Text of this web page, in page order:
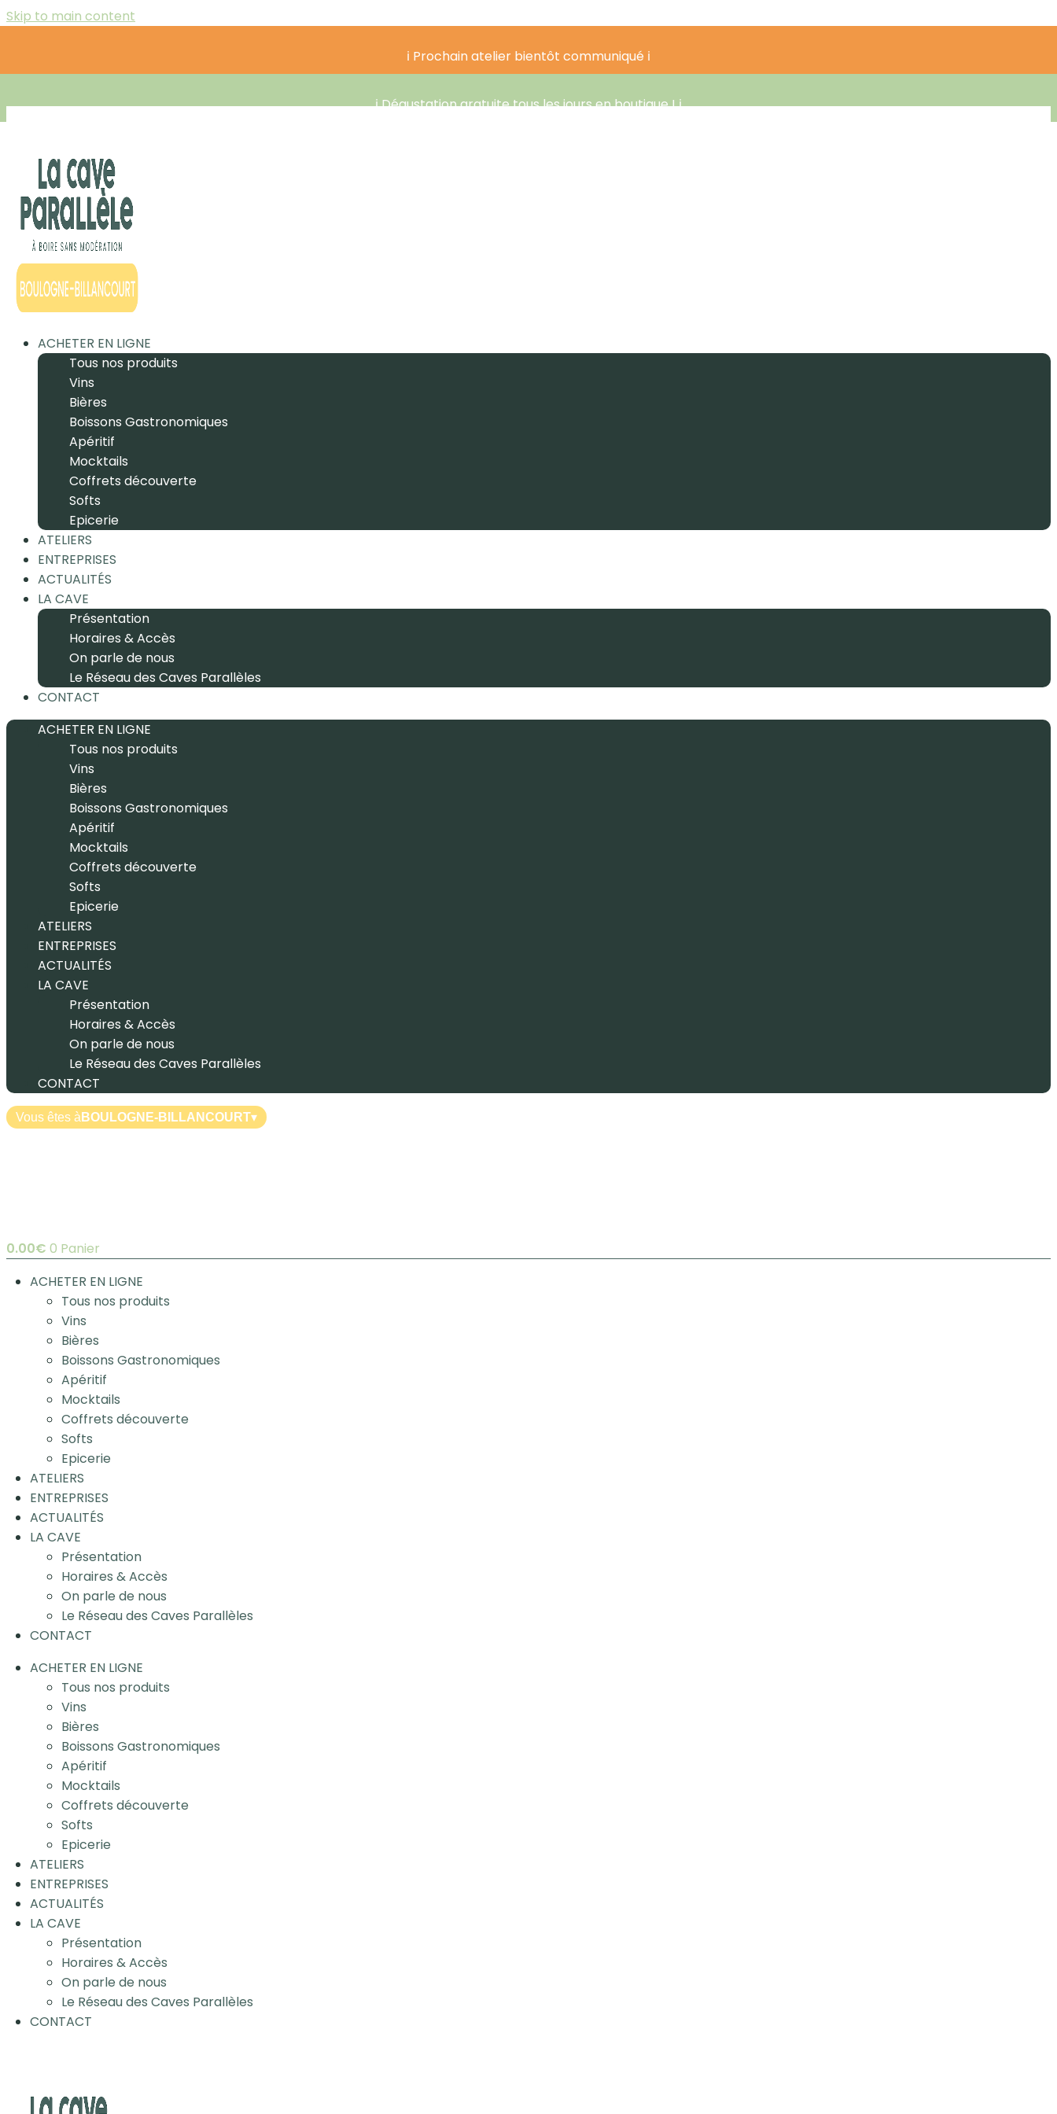
Skip to main content
ℹ️ Prochain atelier bientôt communiqué ℹ️
ℹ️ Dégustation gratuite tous les jours en boutique ! ℹ️
ACHETER EN LIGNE
Tous nos produits
Vins
Bières
Boissons Gastronomiques
Apéritif
Mocktails
Coffrets découverte
Softs
Epicerie
ATELIERS
ENTREPRISES
ACTUALITÉS
LA CAVE
Présentation
Horaires & Accès
On parle de nous
Le Réseau des Caves Parallèles
CONTACT
ACHETER EN LIGNE
Tous nos produits
Vins
Bières
Boissons Gastronomiques
Apéritif
Mocktails
Coffrets découverte
Softs
Epicerie
ATELIERS
ENTREPRISES
ACTUALITÉS
LA CAVE
Présentation
Horaires & Accès
On parle de nous
Le Réseau des Caves Parallèles
CONTACT
Vous êtes à BOULOGNE-BILLANCOURT▾
0.00€ 0 Panier
ACHETER EN LIGNE
Tous nos produits
Vins
Bières
Boissons Gastronomiques
Apéritif
Mocktails
Coffrets découverte
Softs
Epicerie
ATELIERS
ENTREPRISES
ACTUALITÉS
LA CAVE
Présentation
Horaires & Accès
On parle de nous
Le Réseau des Caves Parallèles
CONTACT
ACHETER EN LIGNE
Tous nos produits
Vins
Bières
Boissons Gastronomiques
Apéritif
Mocktails
Coffrets découverte
Softs
Epicerie
ATELIERS
ENTREPRISES
ACTUALITÉS
LA CAVE
Présentation
Horaires & Accès
On parle de nous
Le Réseau des Caves Parallèles
CONTACT